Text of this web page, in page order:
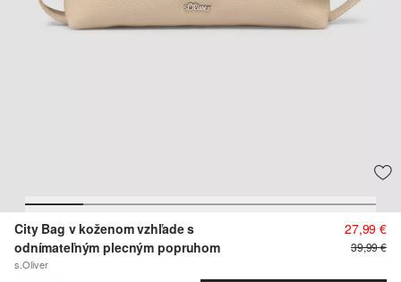
City Bag v koženom vzhľade s
odnímateľným plecným popruhom
s.Oliver
27,99 €
39,99 €